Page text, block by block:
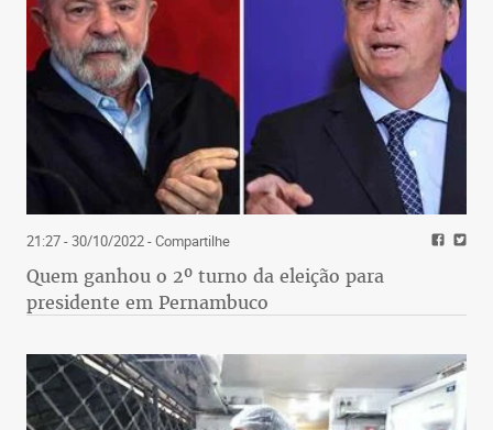
21:27 - 30/10/2022- Compartilhe
Quem ganhou o 2º turno da eleição para
presidente em Pernambuco